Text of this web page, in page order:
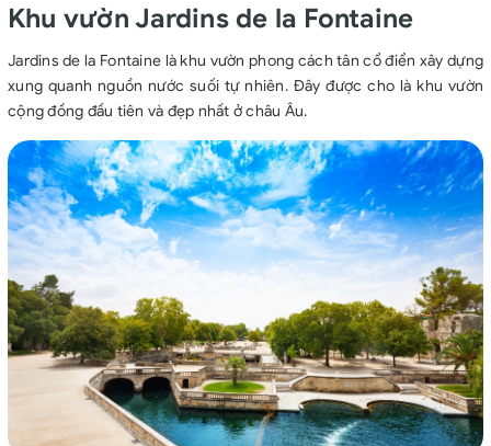
Khu vườn Jardins de la Fontaine
Jardins de la Fontaine là khu vườn phong cách tân cổ điển xây dựng
xung quanh nguồn nước suối tự nhiên. Đây được cho là khu vườn
cộng đồng đầu tiên và đẹp nhất ở châu Âu.